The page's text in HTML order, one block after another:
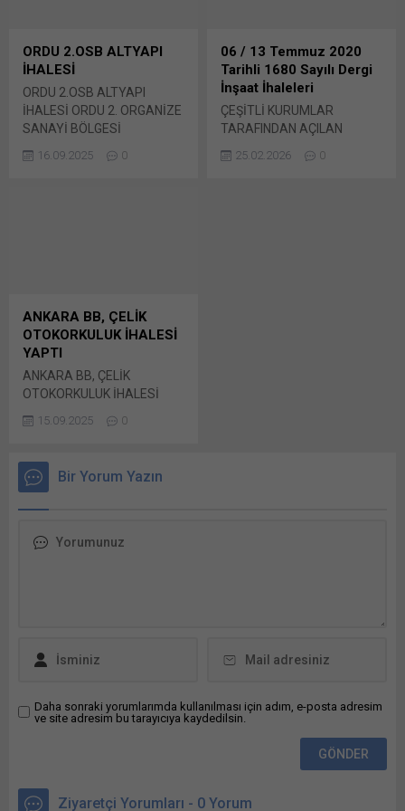
paylaşmak için tıklayın (Yeni
pencerede açılır) LinkedIn
tıklayın (Yeni pencerede
açılır) WhatsApp
Facebook'ta paylaşmak için
tıklayın (Yeni...
pencerede açılır) X Linkedln
üzerinden paylaşmak için
tıklayın (Yeni pencerede
açılır) LinkedIn WhatsApp'ta
paylaşmak için tıklayın (Yeni
pencerede açılır) WhatsApp
Facebook'ta paylaşmak için
ORDU 2.OSB ALTYAPI
İHALESİ
ORDU 2.OSB ALTYAPI
İHALESİ ORDU 2. ORGANİZE
SANAYİ BÖLGESİ
BAŞKANLIĞI: Ordu 2.
tıklayın (Yeni pencerede
açılır) LinkedIn WhatsApp'ta
paylaşmak için tıklayın (Yeni
Facebook'ta paylaşmak için
tıklayın (Yeni...
16.09.2025 0
06 / 13 Temmuz 2020
Tarihli 1680 Sayılı Dergi
İnşaat İhaleleri
ÇEŞİTLİ KURUMLAR
TARAFINDAN AÇILAN
HATLARI İLE PETROL
25.02.2026 0
ANKARA BB, ÇELİK
OTOKORKULUK İHALESİ
YAPTI
ANKARA BB, ÇELİK
OTOKORKULUK İHALESİ
BÜYÜKŞEHİR BELEDİYESİ
BAŞKANLIĞI: Ankara İli
Mücavir Alan Sınırları
X'te paylaşmak için tıklayın
açılır) WhatsApp
tıklayın (Yeni...
15.09.2025 0
Bir Yorum Yazın
Daha sonraki yorumlarımda kullanılması için adım, e-posta adresim
ve site adresim bu tarayıcıya kaydedilsin.
Ziyaretçi Yorumları - 0 Yorum